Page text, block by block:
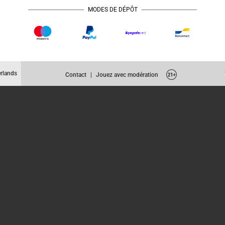
MODES DE DÉPÔT
Contact Jouez avec modération